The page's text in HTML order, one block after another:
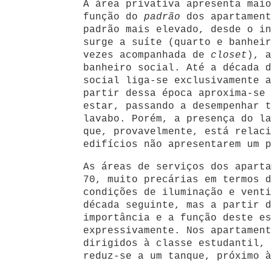
A área privativa apresenta
função do padrão dos
padrão mais elevado, desde o
surge a suíte (quarto e
vezes acompanhada de closet ),
banheiro social. Até a década
social liga-se exclusivamente
partir dessa época aproxima-se
estar, passando a desempenhar
lavabo. Porém, a presença do
que, provavelmente, está
edifícios não apresentarem um
As áreas de serviços dos
70, muito precárias em termos
condições de iluminação e
década seguinte, mas a partir
importância e a função deste
expressivamente. Nos
dirigidos à classe estudantil,
reduz-se a um tanque, próximo